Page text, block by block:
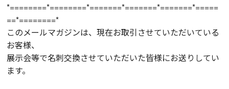
*========*========*=======*=======*=======*=====
==*========*
このメールマガジンは、現在お取引させていただいている
お客様、
展示会等で名刺交換させていただいた皆様にお送りしてい
ます。